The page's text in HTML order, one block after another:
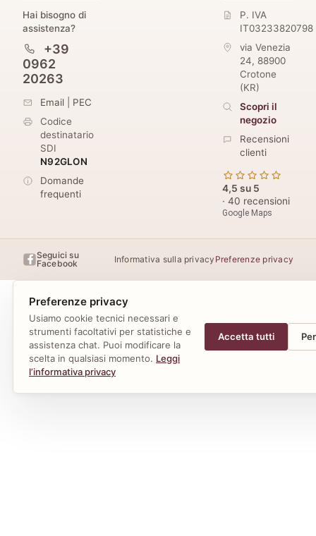
Hai bisogno di
assistenza?
+39
0962
20263
Email
PEC
Codice
destinatario
SDI
N92GLON
Domande
frequenti
P. IVA
IT03233820798
via Venezia
24, 88900
Crotone
(KR)
Scopri il
negozio
Recensioni
clienti
4,5 su 5
· 40 recensioni
Google Maps
Seguici su
Facebook
Informativa sulla privacy Preferenze privacy
Preferenze privacy
Usiamo cookie tecnici necessari e
strumenti facoltativi per statistiche e
assistenza chat. Puoi modificare la
scelta in qualsiasi momento. Leggi
l’informativa privacy
Accetta tutti